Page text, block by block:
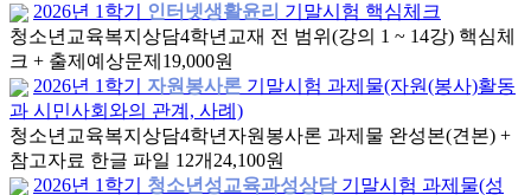
2026년 1학기
인터넷생활윤리 기말시험 핵심체크
청소년교육복지상담4학년 교재 전 범위(강의 1 ~ 14강) 핵심체
크 + 출제예상문제 19,000원
2026년 1학기
자원봉사론 기말시험 과제물(자원(봉사)활동
과 시민사회와의 관계, 사례)
청소년교육복지상담4학년 자원봉사론 과제물 완성본(견본) +
참고자료 한글 파일 12개 24,100원
2026년 1학기
청소년성교육과성상담 기말시험 과제물(성